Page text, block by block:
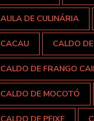
AULA DE CULINÁRIA
CACAU CALDO
CALDO DE FRANGO
CALDO DE MOCOTÓ